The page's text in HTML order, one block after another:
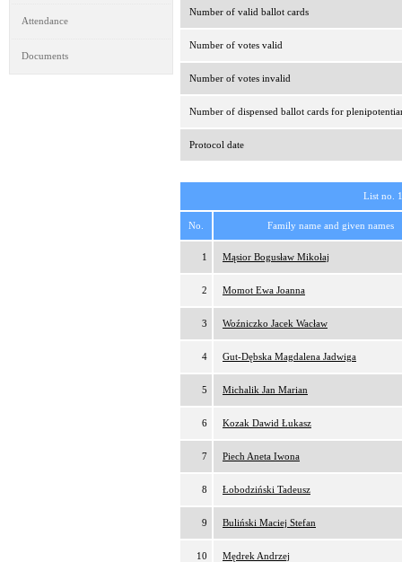
Attendance
Documents
Number of valid ballot cards
Number of votes valid
Number of votes invalid
Number of dispensed ballot cards for
Protocol date
List no.
No. Family name and given names
1 Mąsior Bogusław Mikołaj
2 Momot Ewa Joanna
3 Woźniczko Jacek Wacław
4 Gut-Dębska Magdalena Jadwiga
5 Michalik Jan Marian
6 Kozak Dawid Łukasz
7 Piech Aneta Iwona
8 Łobodziński Tadeusz
9 Buliński Maciej Stefan
10 Mędrek Andrzej